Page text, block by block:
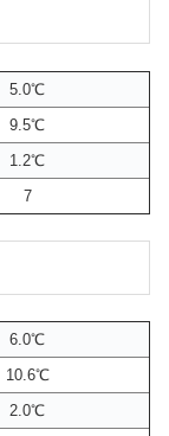
5.0℃
9.5℃
1.2℃
7
6.0℃
10.6℃
2.0℃